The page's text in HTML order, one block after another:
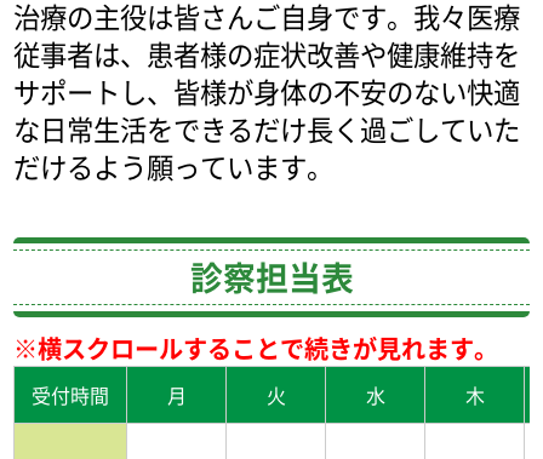
治療の主役は皆さんご自身です。我々医療
従事者は、患者様の症状改善や健康維持を
サポートし、皆様が身体の不安のない快適
な日常生活をできるだけ長く過ごしていた
だけるよう願っています。
診察担当表
※横スクロールすることで続きが見れます。
受付時間 月 火 水 木